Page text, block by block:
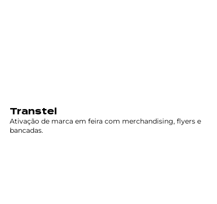
Transtel
Ativação de marca em feira com merchandising, flyers e
bancadas.